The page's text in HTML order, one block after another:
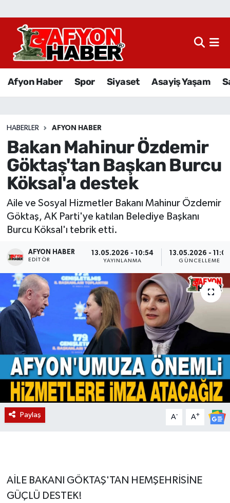
Afyon Haber Spor Siyaset Asayiş Yaşam
HABERLER AFYON HABER
Bakan Mahinur Özdemir
Göktaş'tan Başkan Burcu
Köksal'a destek
Aile ve Sosyal Hizmetler Bakanı Mahinur Özdemir
Göktaş, AK Parti'ye katılan Belediye Başkanı
Burcu Köksal'ı tebrik etti.
AFYON HABER
EDITÖR
13.05.2026 - 10:54
YAYINLANMA
13.05.2026 - 11:07
GÜNCELLEME
Paylaş A- A+
AİLE BAKANI GÖKTAŞ'TAN HEMŞEHRİSİNE
GÜÇLÜ DESTEK!
Afyon Haber
Sağlık
Eğitim
Ekonomi
Magazin
Etkinlikler